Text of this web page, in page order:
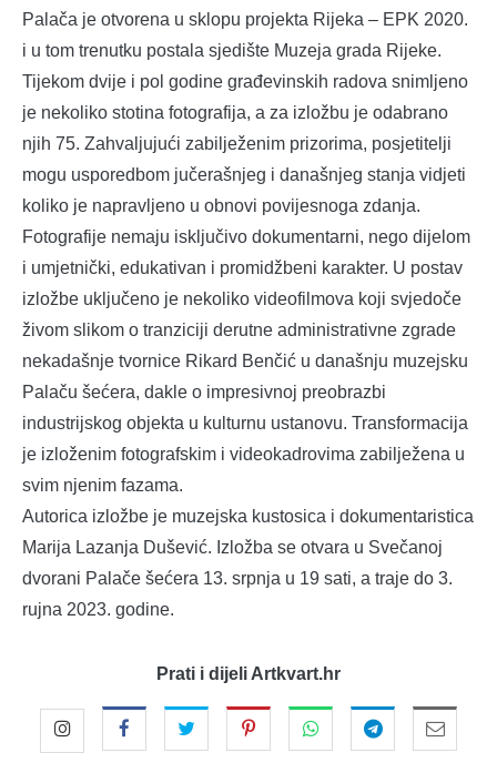
Palača je otvorena u sklopu projekta Rijeka – EPK 2020.
i u tom trenutku postala sjedište Muzeja grada Rijeke.
Tijekom dvije i pol godine građevinskih radova snimljeno
je nekoliko stotina fotografija, a za izložbu je odabrano
njih 75. Zahvaljujući zabilježenim prizorima, posjetitelji
mogu usporedbom jučerašnjeg i današnjeg stanja vidjeti
koliko je napravljeno u obnovi povijesnoga zdanja.
Fotografije nemaju isključivo dokumentarni, nego dijelom
i umjetnički, edukativan i promidžbeni karakter. U postav
izložbe uključeno je nekoliko videofilmova koji svjedoče
živom slikom o tranziciji derutne administrativne zgrade
nekadašnje tvornice Rikard Benčić u današnju muzejsku
Palaču šećera, dakle o impresivnoj preobrazbi
industrijskog objekta u kulturnu ustanovu. Transformacija
je izloženim fotografskim i videokadrovima zabilježena u
svim njenim fazama.
Autorica izložbe je muzejska kustosica i dokumentaristica
Marija Lazanja Dušević. Izložba se otvara u Svečanoj
dvorani Palače šećera 13. srpnja u 19 sati, a traje do 3.
rujna 2023. godine.
Prati i dijeli Artkvart.hr